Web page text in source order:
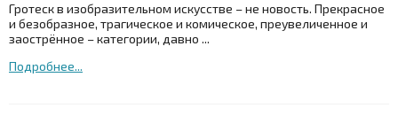
Гротеск в изобразительном искусстве – не новость. Прекрасное
и безобразное, трагическое и комическое, преувеличенное и
заострённое – категории, давно ...
Подробнее...